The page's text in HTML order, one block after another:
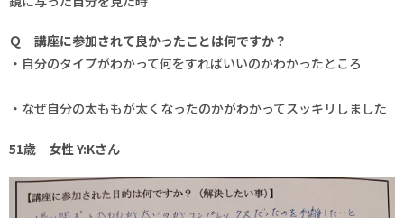
Ｑ 講座に参加されて良かったことは何ですか？
・自分のタイプがわかって何をすればいいのかわかったところ
・なぜ自分の太ももが太くなったのかがわかってスッキリしました
51歳 女性 Y:Kさん